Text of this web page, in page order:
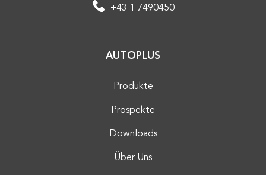
+43 1 7490450
AUTOPLUS
Produkte
Prospekte
Downloads
Über Uns